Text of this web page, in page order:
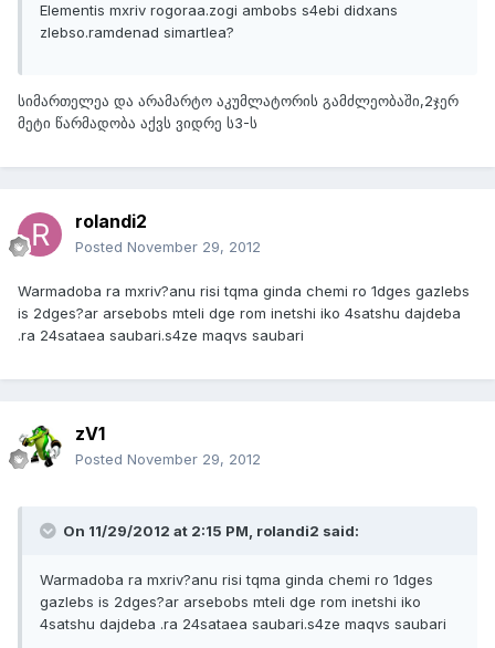
Elementis mxriv rogoraa.zogi ambobs s4ebi didxans
zlebso.ramdenad simartlea?
სიმართელეა და არამარტო აკუმლატორის გამძლეობაში,2ჯერ
მეტი წარმადობა აქვს ვიდრე ს3-ს
rolandi2
Posted November 29, 2012
Warmadoba ra mxriv?anu risi tqma ginda chemi ro 1dges gazlebs
is 2dges?ar arsebobs mteli dge rom inetshi iko 4satshu dajdeba
.ra 24sataea saubari.s4ze maqvs saubari
zV1
Posted November 29, 2012
On 11/29/2012 at 2:15 PM, rolandi2 said:
Warmadoba ra mxriv?anu risi tqma ginda chemi ro 1dges
gazlebs is 2dges?ar arsebobs mteli dge rom inetshi iko
4satshu dajdeba .ra 24sataea saubari.s4ze maqvs saubari